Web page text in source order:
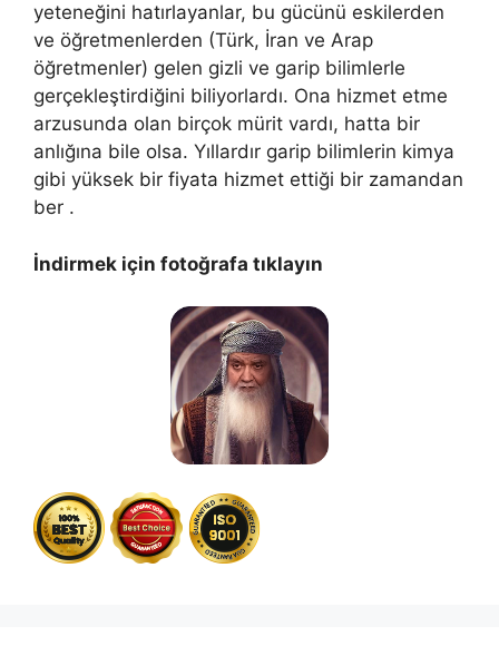
yeteneğini hatırlayanlar, bu gücünü eskilerden
ve öğretmenlerden (Türk, İran ve Arap
öğretmenler) gelen gizli ve garip bilimlerle
gerçekleştirdiğini biliyorlardı. Ona hizmet etme
arzusunda olan birçok mürit vardı, hatta bir
anlığına bile olsa. Yıllardır garip bilimlerin kimya
gibi yüksek bir fiyata hizmet ettiği bir zamandan
ber .
İndirmek için fotoğrafa tıklayın